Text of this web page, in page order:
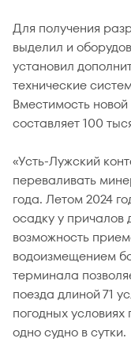
Для получения
выделил и
установил
технические
Вместимость
составляет 100
«Усть-Лужский
переваливать
года. Летом 2024
осадку у причалов
возможность
водоизмещением
терминала
поезда длиной 71
погодных
одно судно в сутки.